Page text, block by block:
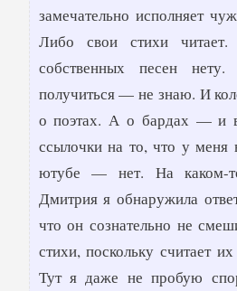
замечательно исполняет
Либо свои стихи
собственных песен
получиться — не знаю. И
о поэтах. А о бардах — и
ссылочки на то, что у меня
ютубе — нет. На каком-
Дмитрия я обнаружила
что он сознательно не
стихи, поскольку считает
Тут я даже не пробую